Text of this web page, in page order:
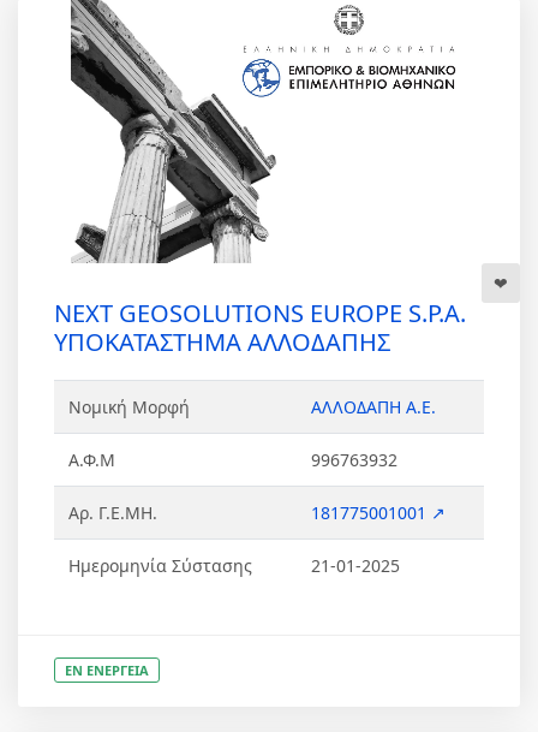
NEXT GEOSOLUTIONS EUROPE S.P.A.
ΥΠΟΚΑΤΑΣΤΗΜΑ ΑΛΛΟΔΑΠΗΣ
Νομική Μορφή ΑΛΛΟΔΑΠΗ Α.Ε.
Α.Φ.Μ 996763932
Αρ. Γ.Ε.ΜΗ. 181775001001 ↗
Ημερομηνία Σύστασης 21-01-2025
ΕΝ ΕΝΕΡΓΕΙΑ